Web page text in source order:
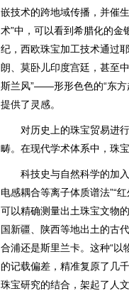
嵌技术的跨地域传播，并催
术”中，可以看到希腊化的
纪，西欧珠宝加工技术通过
朗、莫卧儿印度宫廷，甚至
斯兰风”——形形色色的“东方
提供了灵感。
对历史上的珠宝贸易进行
畴。在现代学术体系中，珠
科技史与自然科学的加入
电感耦合等离子体质谱法”“
可以精确测量出土珠宝文物
国新疆、陕西等地出土的古
合浦还是斯里兰卡。这种“以
的记载偏差，精准复原了几
珠宝研究的结合，架起了人